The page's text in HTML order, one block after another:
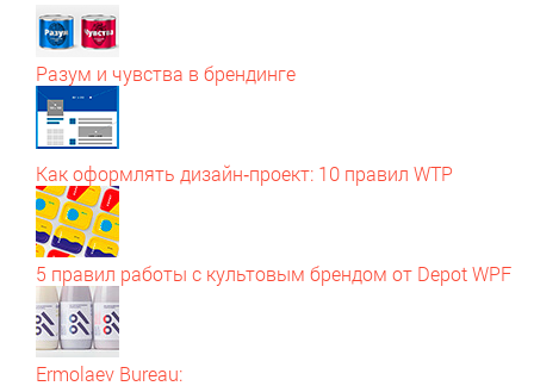
Разум и чувства в брендинге
Как оформлять дизайн‑проект: 10 правил WTP
5 правил работы с культовым брендом от Depot WPF
Ermolaev Bureau: